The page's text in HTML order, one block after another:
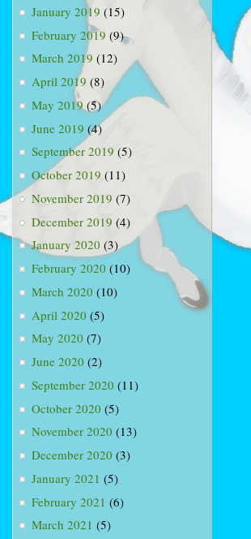
January 2019 (15)
February 2019 (9)
March 2019 (12)
April 2019 (8)
May 2019(5)
June 2019 (4)
September 2019 (5)
October 2019 (11)
November 2019 (7)
December 2019 (4)
January 2020 (3)
February 2020 (10)
March 2020 (10)
April 2020 (5)
May 2020 (7)
June 2020 (2)
September 2020 (11)
October 2020 (5)
November 2020 (13)
December 2020 (3)
January 2021 (5)
February 2021 (6)
March 2021 (5)